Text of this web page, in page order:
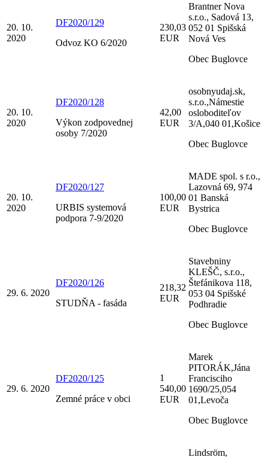
20. 10.
2020
DF2020/129
Odvoz KO 6/2020
230,03
EUR
Brantner Nova
s.r.o., Sadová 13,
052 01 Spišská
Nová Ves
Obec Buglovce
20. 10.
2020
DF2020/128
Výkon zodpovednej
osoby 7/2020
42,00
EUR
osobnyudaj.sk,
s.r.o.,Námestie
osloboditeľov
3/A,040 01,Košice
Obec Buglovce
20. 10.
2020
DF2020/127
URBIS systemová
podpora 7-9/2020
100,00
EUR
MADE spol. s r.o.,
Lazovná 69, 974
01 Banská
Bystrica
Obec Buglovce
29. 6. 2020
DF2020/126
STUDŇA - fasáda
218,32
EUR
Stavebniny
KLEŠČ, s.r.o.,
Štefánikova 118,
053 04 Spišské
Podhradie
Obec Buglovce
29. 6. 2020
DF2020/125
Zemné práce v obci
1
540,00
EUR
Marek
PITORÁK,Jána
Francisciho
1690/25,054
01,Levoča
Obec Buglovce
Lindsröm,